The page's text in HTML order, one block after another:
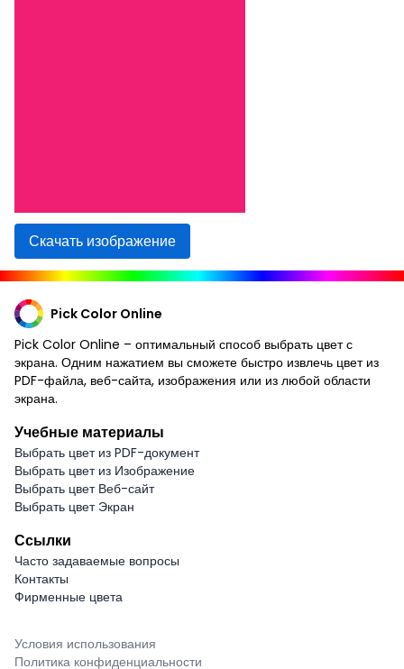
Скачать изображение
Pick Color Online
Pick Color Online – оптимальный способ выбрать цвет с
экрана. Одним нажатием вы сможете быстро извлечь цвет из
PDF-файла, веб-сайта, изображения или из любой области
экрана.
Учебные материалы
Выбрать цвет из PDF-документ
Выбрать цвет из Изображение
Выбрать цвет Веб-сайт
Выбрать цвет Экран
Ссылки
Часто задаваемые вопросы
Контакты
Фирменные цвета
Условия использования
Политика конфиденциальности